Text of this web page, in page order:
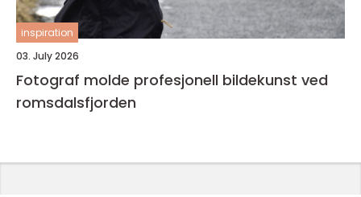
inspiration
03. July 2026
Fotograf molde profesjonell bildekunst ved
romsdalsfjorden